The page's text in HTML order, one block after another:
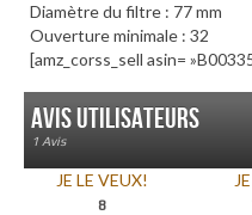
Diamètre du filtre : 77 mm
Ouverture minimale : 32
[amz_corss_sell asin=
Avis utilisateurs
1 Avis
JE LE VEUX!
8